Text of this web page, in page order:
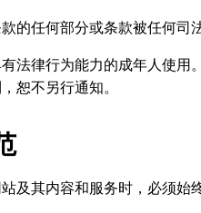
的任何部分或条款被任何司
法律行为能力的成年人使用
恕不另行通知。
及其内容和服务时，必须始